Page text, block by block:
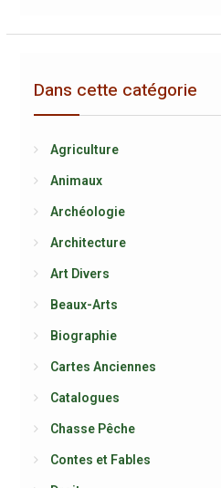
Dans cette catégorie
Agriculture
Animaux
Archéologie
Architecture
Art Divers
Beaux-Arts
Biographie
Cartes Anciennes
Catalogues
Chasse Pêche
Contes et Fables